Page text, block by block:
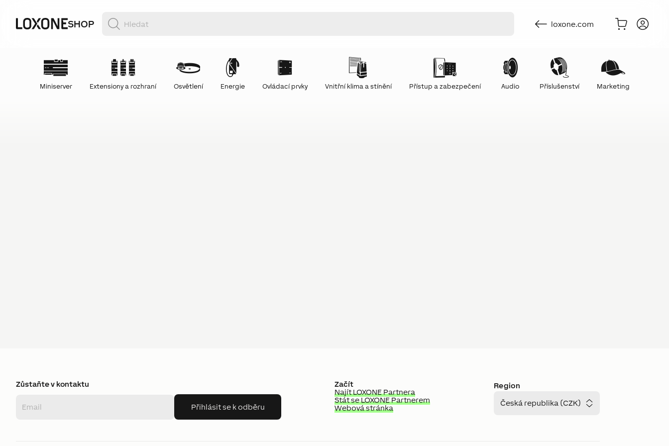
SHOP loxone.com
Miniserver Extensiony a rozhraní Osvětlení Energie Ovládací prvky Vnitřní klima a stínění Přístup a zabezpečení Audio Příslušenství Marketing
Zůstaňte v kontaktu
Přihlásit se k odběru
Začít
Najít LOXONE Partnera
Stát se LOXONE Partnerem
Webová stránka
Region
Česká republika (CZK)